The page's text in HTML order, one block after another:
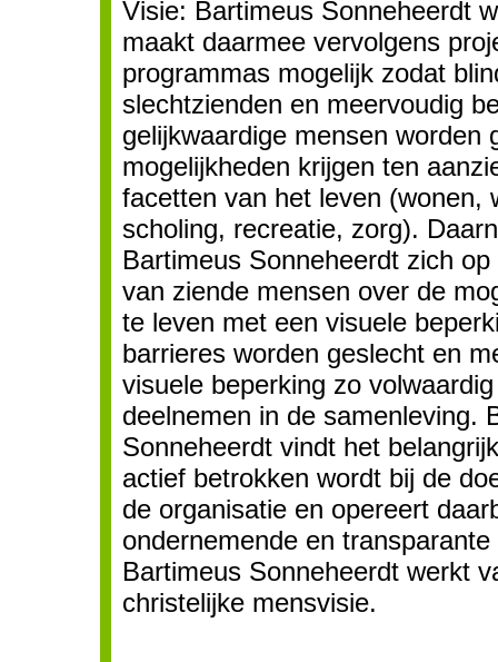
Visie: Bartimeus Sonneheerdt
maakt daarmee vervolgens
programmas mogelijk zodat
slechtzienden en meervoudig
gelijkwaardige mensen worden
mogelijkheden krijgen ten
facetten van het leven (wonen,
scholing, recreatie, zorg).
Bartimeus Sonneheerdt zich
van ziende mensen over de
te leven met een visuele
barrieres worden geslecht en
visuele beperking zo
deelnemen in de samenleving.
Sonneheerdt vindt het
actief betrokken wordt bij de
de organisatie en opereert
ondernemende en
Bartimeus Sonneheerdt werkt
christelijke mensvisie.